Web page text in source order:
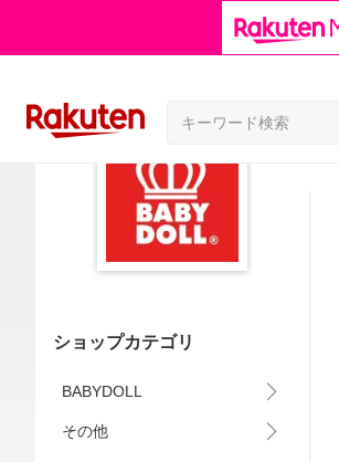
ショップカテゴリ
BABYDOLL
その他